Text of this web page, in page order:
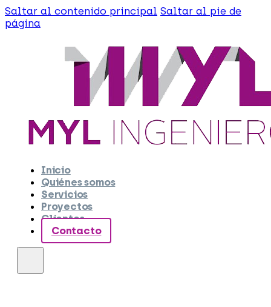
Saltar al contenido principal Saltar al pie de
página
Inicio
Quiénes somos
Servicios
Proyectos
Clientes
Contacto